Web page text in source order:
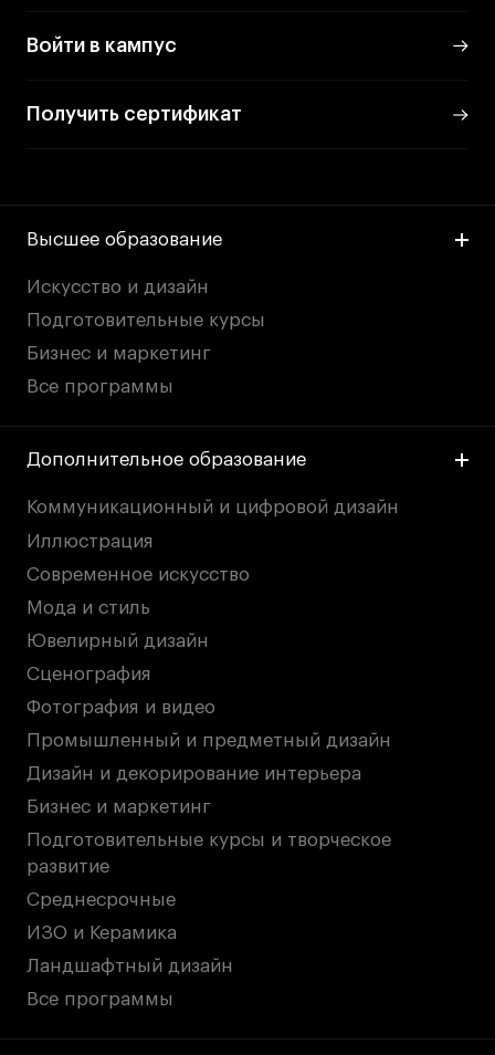
Войти в кампус
Получить сертификат
Высшее образование
Искусство и дизайн
Подготовительные курсы
Бизнес и маркетинг
Все программы
Дополнительное образование
Коммуникационный и цифровой дизайн
Иллюстрация
Современное искусство
Мода и стиль
Ювелирный дизайн
Сценография
Фотография и видео
Промышленный и предметный дизайн
Дизайн и декорирование интерьера
Бизнес и маркетинг
Подготовительные курсы и творческое
развитие
Среднесрочные
ИЗО и Керамика
Ландшафтный дизайн
Все программы